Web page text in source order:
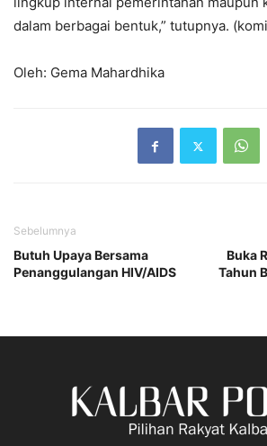
dalam berbagai bentuk,” tutupnya.
Oleh: Gema Mahardhika
Sebelumnya
Butuh Upaya Bersama
Penanggulangan HIV/AIDS
Buka
Tahun